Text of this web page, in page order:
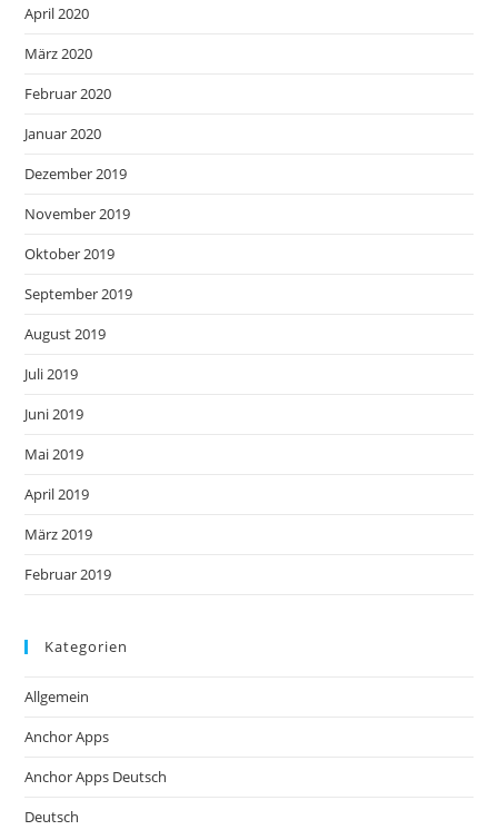
April 2020
März 2020
Februar 2020
Januar 2020
Dezember 2019
November 2019
Oktober 2019
September 2019
August 2019
Juli 2019
Juni 2019
Mai 2019
April 2019
März 2019
Februar 2019
Kategorien
Allgemein
Anchor Apps
Anchor Apps Deutsch
Deutsch